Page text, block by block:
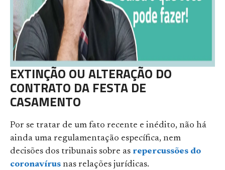
EXTINÇÃO OU ALTERAÇÃO DO
CONTRATO DA FESTA DE
CASAMENTO
Por se tratar de um fato recente e inédito, não há
ainda uma regulamentação específica, nem
decisões dos tribunais sobre as repercussões do
coronavírus nas relações jurídicas.